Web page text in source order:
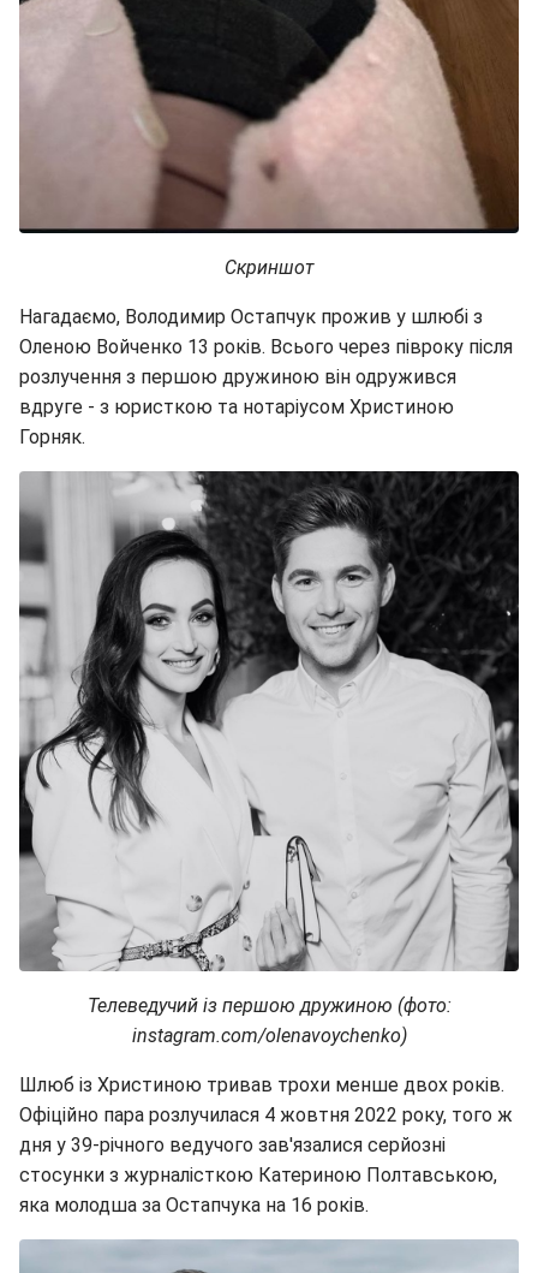
Скриншот
Нагадаємо, Володимир Остапчук прожив у шлюбі з
Оленою Войченко 13 років. Всього через півроку після
розлучення з першою дружиною він одружився
вдруге - з юристкою та нотаріусом Христиною
Горняк.
Телеведучий із першою дружиною (фото:
instagram.com/olenavoychenko)
Шлюб із Христиною тривав трохи менше двох років.
Офіційно пара розлучилася 4 жовтня 2022 року, того ж
дня у 39-річного ведучого зав'язалися серйозні
стосунки з журналісткою Катериною Полтавською,
яка молодша за Остапчука на 16 років.